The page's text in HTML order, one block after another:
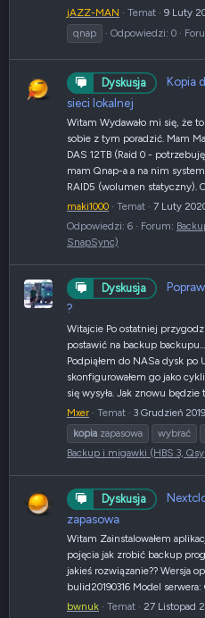
jAZZ-MAN
Temat 9 Luty
qnap
Odpowiedzi: 0
Dyskusja
Kopia
sieci lokalnej
Witam Wydawało mi się, że
sobie z tym poradzić. Mam
DAS 12TB (Raid 0 -
mam Qnap-a a na nim
RAID5 (wolumen statyczny).
maki1000
Temat 7 Luty
Odpowiedzi: 6
Forum:
SnapSync)
Dyskusja
?
Witajcie Po ostatniej
postawić na backup
Podpiąłem do NASa dysk po
skonfigurowałem go jako
się wysyła. Jak znowu będzie
Mxer
Temat 3 Grudzień 2019
kopia zapasowa wybrać
Backup i migawki (HBS 3,
Dyskusja
zapasowa
Witam Zainstalowałem
pojęcia jak zrobić backup
jakieś rozwiązanie?? Wersja
bulid20190316 Model
bwnuk
Temat 27 Listopad